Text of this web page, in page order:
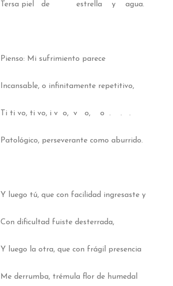
Tersa piel de estrella y agua.
Pienso: Mi sufrimiento parece
Incansable, o infinitamente repetitivo,
Ti ti vo, ti vo, i v o, v o, o . . .
Patológico, perseverante como aburrido.
Y luego tú, que con facilidad ingresaste y
Con dificultad fuiste desterrada,
Y luego la otra, que con frágil presencia
Me derrumba, trémula flor de humedal